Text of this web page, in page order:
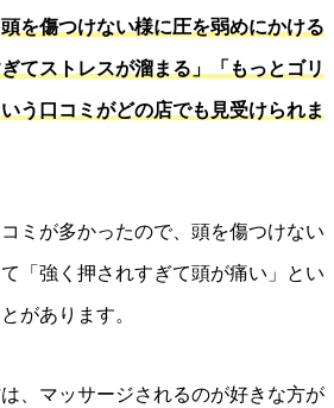
頭を傷つけない様に圧を弱めにかける
てストレスが溜まる」「もっとゴリ
う口コミがどの店でも見受けられま
ミが多かったので、頭を傷つけない
「強く押されすぎて頭が痛い」とい
があります。
、マッサージされるのが好きな方が